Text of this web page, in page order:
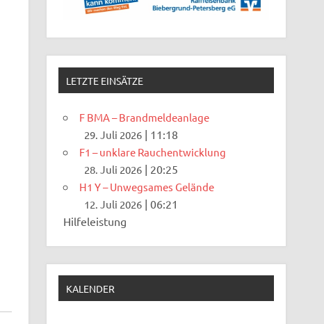
LETZTE EINSÄTZE
F BMA – Brandmeldeanlage
29. Juli 2026 | 11:18
F1 – unklare Rauchentwicklung
28. Juli 2026 | 20:25
H1 Y – Unwegsames Gelände
12. Juli 2026 |06:21
Hilfeleistung
KALENDER